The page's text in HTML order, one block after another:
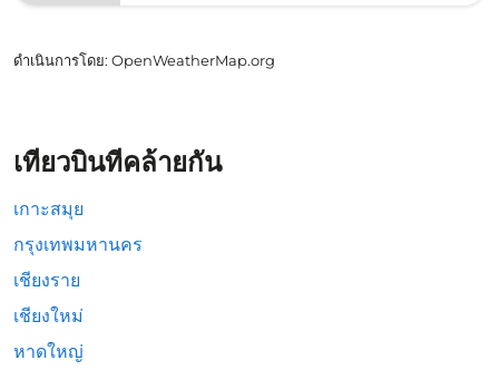
ดำเนินการโดย: OpenWeatherMap.org
เที่ยวบินที่คล้ายกัน
เกาะสมุย
กรุงเทพมหานคร
เชียงราย
เชียงใหม่
หาดใหญ่